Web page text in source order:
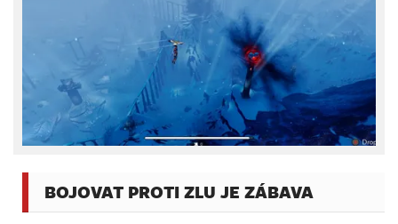
BOJOVAT PROTI ZLU JE ZÁBAVA